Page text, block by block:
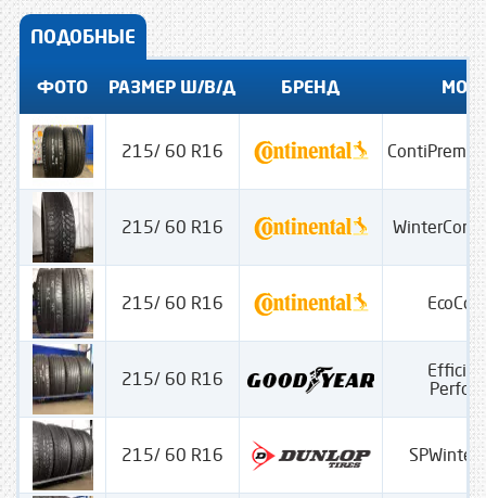
ПОДОБНЫЕ
ФОТО РАЗМЕР Ш/В/Д БРЕНД
215/ 60 R16
215/ 60 R16
215/ 60 R16
215/ 60 R16
215/ 60 R16